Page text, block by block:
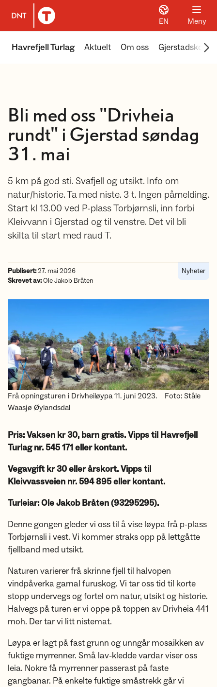
Til DNT.no forside
EN Meny
Havrefjell Turlag Aktuelt Om oss
Bli med oss "Drivheia
rundt" i Gjerstad søndag
31. mai
5 km på god sti. Svafjell og utsikt. Info om
natur/historie. Ta med niste. 3 t. Ingen påmelding.
Start kl 13.00 ved P-plass Torbjørnsli, inn forbi
Kleivvann i Gjerstad og til venstre. Det vil bli
skilta til start med raud T.
Publisert:27. mai 2026
Skrevet av:Ole Jakob Bråten
Nyheter
Frå opningsturen i Drivheiløypa 11. juni 2023.
Foto: Ståle
Waasjø Øylandsdal
Pris: Vaksen kr 30, barn gratis. Vipps til Havrefjell
Turlag nr. 545 171 eller kontant.
Vegavgift kr 30 eller årskort. Vipps til
Kleivvassveien nr. 594 895 eller kontant.
Turleiar: Ole Jakob Bråten (93295295).
Denne gongen gleder vi oss til å vise løypa frå p-plass
Torbjørnsli i vest. Vi kommer straks opp på lettgåtte
fjellband med utsikt.
Naturen varierer frå skrinne fjell til halvopen
vindpåverka gamal furuskog. Vi tar oss tid til korte
stopp undervegs og fortel om natur, utsikt og historie.
Halvegs på turen er vi oppe på toppen av Drivheia 441
moh. Der tar vi litt nistemat.
Løypa er lagt på fast grunn og unngår mosaikken av
fuktige myrrenner. Små lav-kledde vardar viser oss
leia. Nokre få myrrenner passerast på faste
gangbanar. På enkelte fuktige småstrekk går vi